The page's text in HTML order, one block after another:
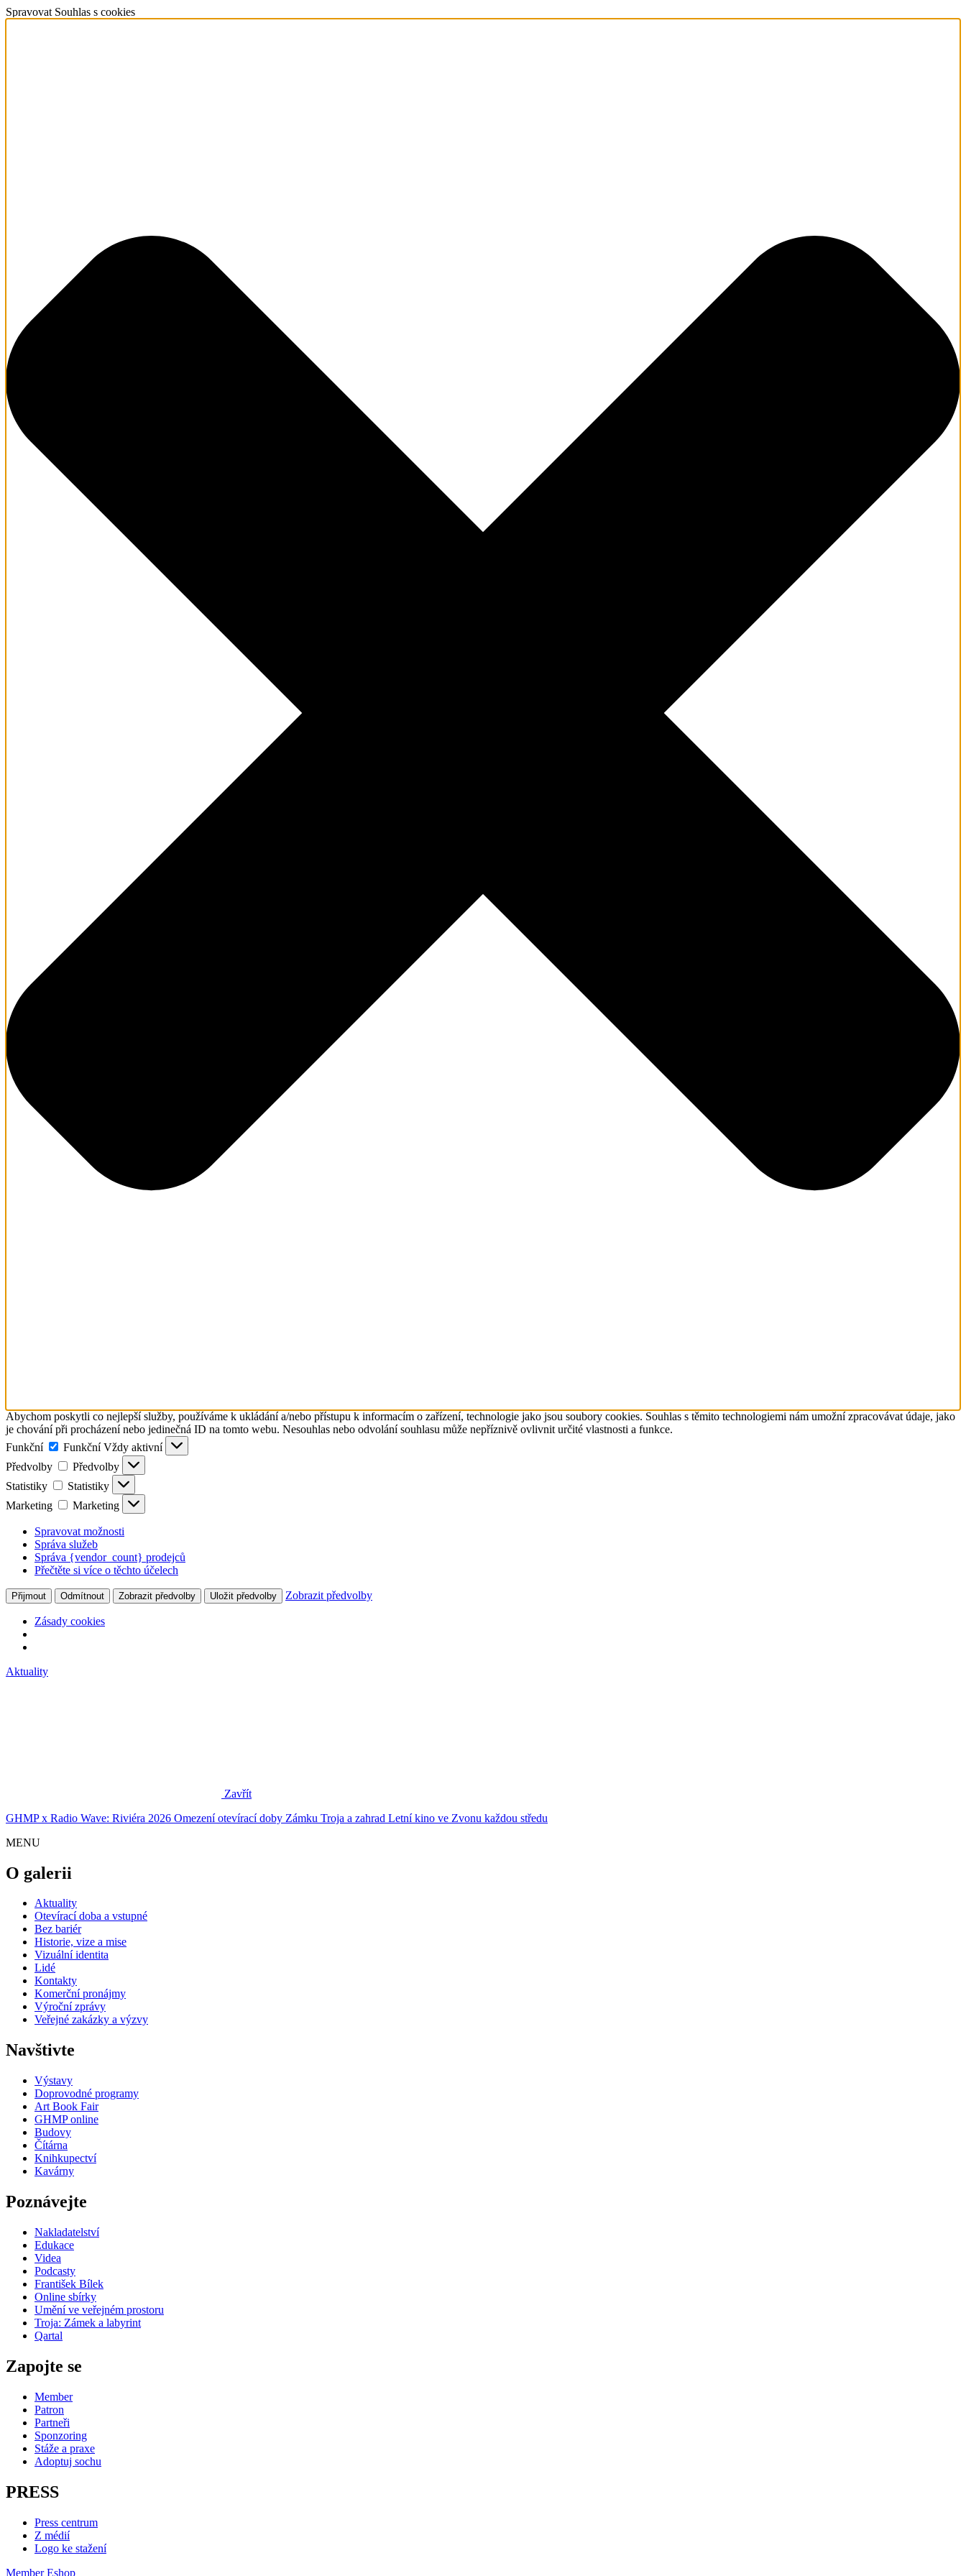
Spravovat Souhlas s cookies
Abychom poskytli co nejlepší služby, používáme k ukládání a/nebo přístupu k informacím o zařízení, technologie jako jsou soubory cookies. Souhlas s těmito technologiemi nám umožní zpracovávat údaje, jako
je chování při procházení nebo jedinečná ID na tomto webu. Nesouhlas nebo odvolání souhlasu může nepříznivě ovlivnit určité vlastnosti a funkce.
Funkční
Funkční Vždy aktivní
Předvolby
Předvolby
Statistiky
Statistiky
Marketing
Marketing
Spravovat možnosti
Správa služeb
Správa {vendor_count} prodejců
Přečtěte si více o těchto účelech
Přijmout Odmítnout Zobrazit předvolby Uložit předvolby Zobrazit předvolby
Zásady cookies
Aktuality
Zavřít
GHMP x Radio Wave: Riviéra 2026 Omezení otevírací doby Zámku Troja a zahrad Letní kino ve Zvonu každou středu
MENU
O galerii
Aktuality
Otevírací doba a vstupné
Bez bariér
Historie, vize a mise
Vizuální identita
Lidé
Kontakty
Komerční pronájmy
Výroční zprávy
Veřejné zakázky a výzvy
Navštivte
Výstavy
Doprovodné programy
Art Book Fair
GHMP online
Budovy
Čítárna
Knihkupectví
Kavárny
Poznávejte
Nakladatelství
Edukace
Videa
Podcasty
František Bílek
Online sbírky
Umění ve veřejném prostoru
Troja: Zámek a labyrint
Qartal
Zapojte se
Member
Patron
Partneři
Sponzoring
Stáže a praxe
Adoptuj sochu
PRESS
Press centrum
Z médií
Logo ke stažení
Member Eshop